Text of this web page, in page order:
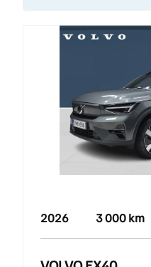
2026 3 000 km